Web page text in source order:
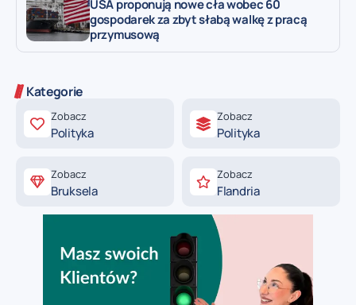
USA proponują nowe cła wobec 60
gospodarek za zbyt słabą walkę z pracą
przymusową
Kategorie
Zobacz
Polityka
Zobacz
Polityka
Zobacz
Bruksela
Zobacz
Flandria